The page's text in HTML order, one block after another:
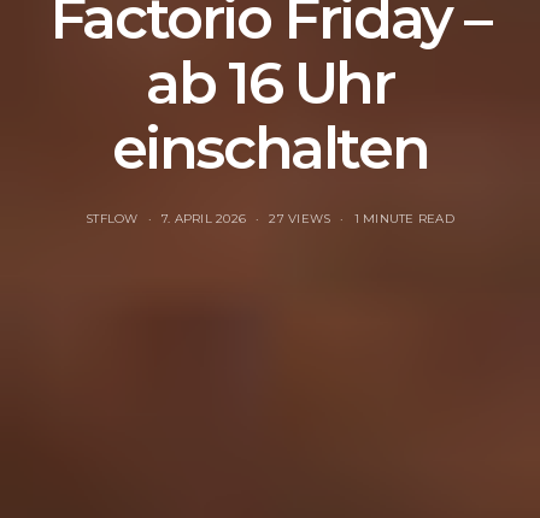
Factorio Friday –
ab 16 Uhr
einschalten
STFLOW 7. APRIL 2026 27 VIEWS 1 MINUTE READ